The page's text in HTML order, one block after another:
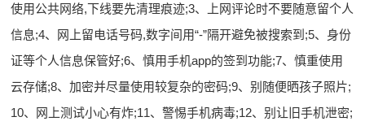
使用公共网络,下线要先清理痕迹;3、上网评论时不要随意留个人
信息;4、网上留电话号码,数字间用“-”隔开避免被搜索到;5、身份
证等个人信息保管好;6、慎用手机app的签到功能;7、慎重使用
云存储;8、加密并尽量使用较复杂的密码;9、别随便晒孩子照片;
10、网上测试小心有炸;11、警惕手机病毒;12、别让旧手机泄密;